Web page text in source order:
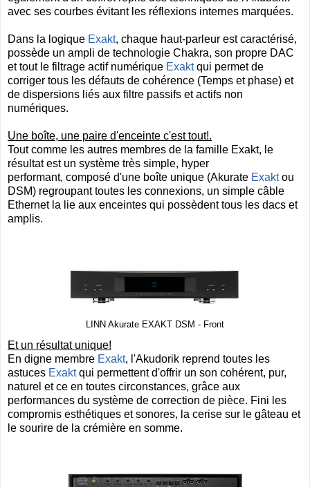
avec ses courbes évitant les réflexions internes marquées.
Dans la logique Exakt, chaque haut-parleur est caractérisé,
possède un ampli de technologie Chakra, son propre DAC
et tout le filtrage actif numérique Exaktqui permet de
corriger tous les défauts de cohérence (Temps et phase) et
de dispersions liés aux filtre passifs et actifs non
numériques.
Une boîte, une paire d'enceinte c'est tout!.
Tout comme les autres membres de la famille Exakt, le
résultat est un système très simple, hyper
performant, composé d'une boîte unique (Akurate Exaktou
DSM) regroupant toutes les connexions, un simple câble
Ethernet la lie aux enceintes qui possèdent tous les dacs et
amplis.
LINN Akurate EXAKT DSM - Front
Et un résultat unique!
En digne membre Exakt, l'Akudorik reprend toutes les
astuces Exaktqui permettent d'offrir un son cohérent, pur,
naturel et ce en toutes circonstances, grâce aux
performances du système de correction de pièce. Fini les
compromis esthétiques et sonores, la cerise sur le gâteau et
le sourire de la crémière en somme.